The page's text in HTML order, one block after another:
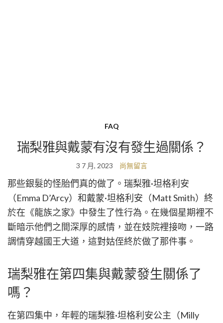
FAQ
瑞梨雅與戴蒙有沒有發生過關係？
3 7 月, 2023 尚無留言
那些銀髮的怪胎們真的做了。瑞梨雅·坦格利安
（Emma D’Arcy）和戴蒙·坦格利安（Matt Smith）終
於在《龍族之家》中發生了性行為。在幾個星期裡不
斷暗示他們之間深厚的感情，並在妓院裡接吻，一路
調情穿越國王大道，這對姑侄終於做了那件事。
瑞梨雅在第四集與戴蒙發生關係了
嗎？
在第四集中，年輕的瑞梨雅·坦格利安公主（Milly